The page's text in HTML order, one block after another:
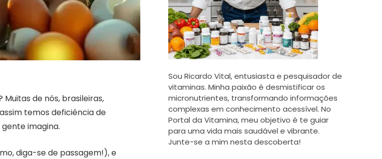
de nós, brasileiras,
temos deficiência de
imagina.
diga-se de passagem!), e
Sou Ricardo Vital, entusiasta e pesquisador de
vitaminas. Minha paixão é desmistificar os
micronutrientes, transformando informações
complexas em conhecimento acessível. No
Portal da Vitamina, meu objetivo é te guiar
para uma vida mais saudável e vibrante.
Junte-se a mim nesta descoberta!